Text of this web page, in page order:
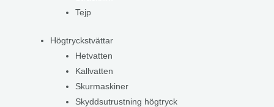
Tejp
Högtryckstvättar
Hetvatten
Kallvatten
Skurmaskiner
Skyddsutrustning högtryck